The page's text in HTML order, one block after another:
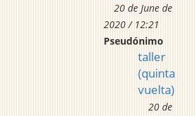
20 de June de
2020 / 12:21
Pseudónimo
taller
(quinta
vuelta)
20 de